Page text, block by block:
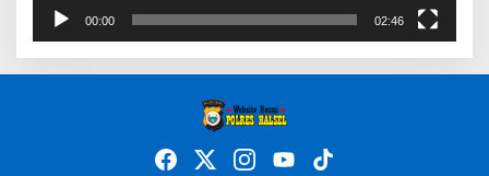
00:00 02:46